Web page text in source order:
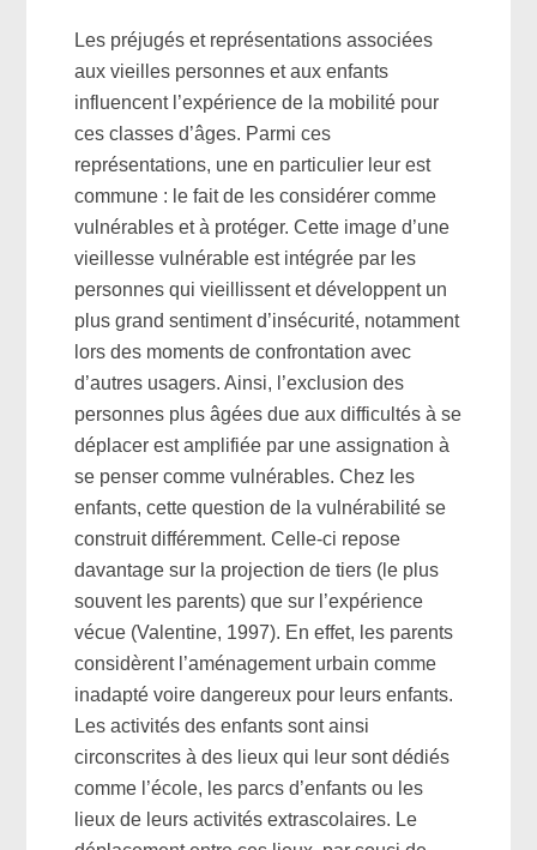
Les préjugés et représentations associées
aux vieilles personnes et aux enfants
influencent l’expérience de la mobilité pour
ces classes d’âges. Parmi ces
représentations, une en particulier leur est
commune : le fait de les considérer comme
vulnérables et à protéger. Cette image d’une
vieillesse vulnérable est intégrée par les
personnes qui vieillissent et développent un
plus grand sentiment d’insécurité, notamment
lors des moments de confrontation avec
d’autres usagers. Ainsi, l’exclusion des
personnes plus âgées due aux difficultés à se
déplacer est amplifiée par une assignation à
se penser comme vulnérables. Chez les
enfants, cette question de la vulnérabilité se
construit différemment. Celle-ci repose
davantage sur la projection de tiers (le plus
souvent les parents) que sur l’expérience
vécue (Valentine, 1997). En effet, les parents
considèrent l’aménagement urbain comme
inadapté voire dangereux pour leurs enfants.
Les activités des enfants sont ainsi
circonscrites à des lieux qui leur sont dédiés
comme l’école, les parcs d’enfants ou les
lieux de leurs activités extrascolaires. Le